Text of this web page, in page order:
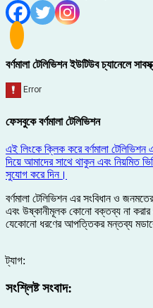
বর্ণমালা টেলিভিশন ইউটিউব চ্যানেলে
ফেসবুকে বর্ণমালা টেলিভিশন
এই লিংকে ক্লিক করে বর্ণমালা
দিয়ে আমাদের সাথে থাকুন এবং নিয়মিত
সুযোগ করে দিন।
বর্ণমালা টেলিভিশন এর সংবিধান ও
এবং উষ্কানীমূলক কোনো বক্তব্য না
যেকোনো ধরণের আপত্তিকর মন্তব্য
ট্যাগ:
সংশ্লিষ্ট সংবাদ: